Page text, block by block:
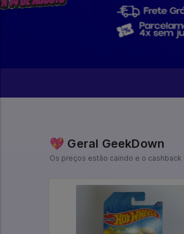
💖 Geral GeekDown
Os preços estão caindo e o cashback